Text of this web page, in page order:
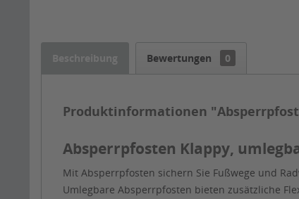
Beschreibung Bewertungen 0
Produktinformationen
Absperrpfosten Klappy,
Mit Absperrpfosten sichern Sie Fußwege und
Umlegbare Absperrpfosten bieten zusätzliche